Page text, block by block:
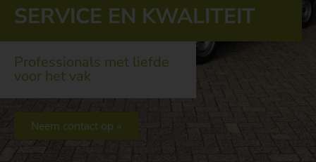
SERVICE EN KWALITEIT
Professionals met liefde
voor het vak
Neem contact op »